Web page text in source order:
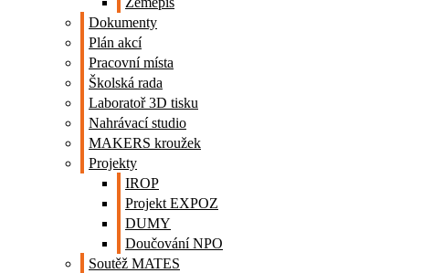
Dokumenty
Plán akcí
Pracovní místa
Školská rada
Laboratoř 3D tisku
Nahrávací studio
MAKERS kroužek
Projekty
IROP
Projekt EXPOZ
DUMY
Doučování NPO
Soutěž MATES